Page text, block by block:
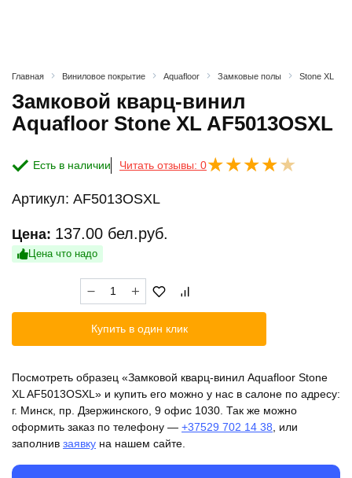
Главная Виниловое покрытие Aquafloor Замковые полы Stone XL
Замковой кварц-винил
Aquafloor Stone XL AF5013OSXL
Есть в наличии Читать отзывы: 0
Артикул: AF5013OSXL
Цена: 137.00 бел.руб.
Цена что надо
Количество
товара
кварц-
Stone
XL
AF5013OSXL
Купить в один клик
Посмотреть образец «Замковой кварц-винил Aquafloor Stone
XL AF5013OSXL» и купить его можно у нас в салоне по адресу:
г. Минск, пр. Дзержинского, 9 офис 1030. Так же можно
оформить заказ по телефону — +37529 702 14 38 , или
заполнив заявку на нашем сайте.